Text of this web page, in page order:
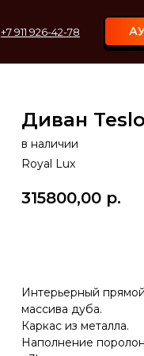
+7 911 926-42-78
Диван
в наличии
Royal Lux
315800,00 р.
Интерьерный
массива дуба.
Каркас из металла.
Наполнение